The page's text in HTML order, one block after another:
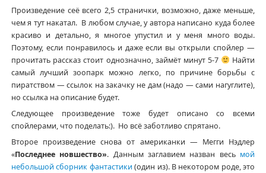
Произведение сеё всего 2,5 странички, возможно, даже меньше,
чем я тут накатал. В любом случае, у автора написано куда более
красиво и детально, я многое упустил и у меня много воды.
Поэтому, если понравилось и даже если вы открыли спойлер —
прочитать рассказ стоит однозначно, займёт минут 5-7
Найти
самый лучший зоопарк можно легко, по причине борьбы с
пиратством — ссылок на закачку не дам (надо — сами нагуглите),
но ссылка на описание будет.
Следующее произведение тоже будет описано со всеми
спойлерами, что поделать:). Но всё заботливо спрятано.
Второе произведение снова от американки — Мегги Нэдлер
«Последнее новшество». Данным заглавием назван весь мой
небольшой сборник фантастики (один из). В некотором роде, это